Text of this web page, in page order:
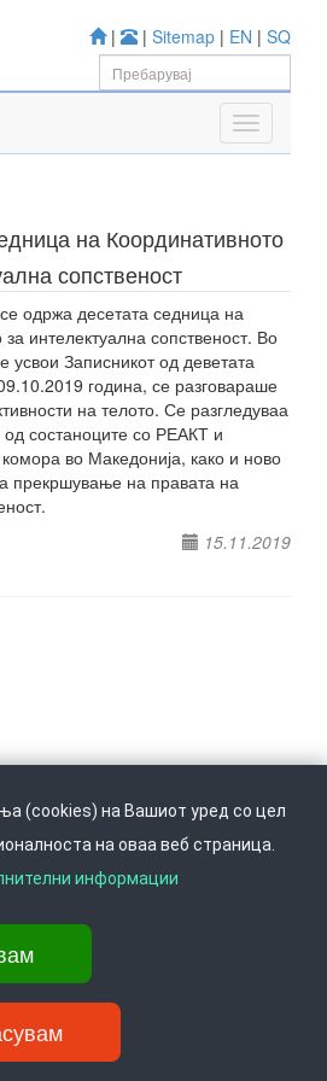
| | Sitemap | EN | SQ
на Координативното
сопственост
одржа десетата седница на
интелектуална сопственост. Во
усвои Записникот од деветата
година, се разговараше
на телото. Се разгледуваа
од состаноците со РЕАКТ и
во Македонија, како и ново
прекршување на правата на
15.11.2019
Беко на 1-виот кат, 1000 Скопје,
Факс: +389 2 3137 149 |
(cookies) на Вашиот уред со цел
на оваа веб страница.
информации